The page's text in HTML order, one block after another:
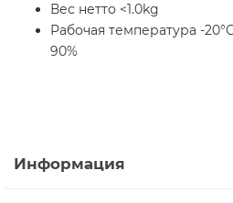
Вес нетто <1.0kg
Рабочая температура -
90%
Информация